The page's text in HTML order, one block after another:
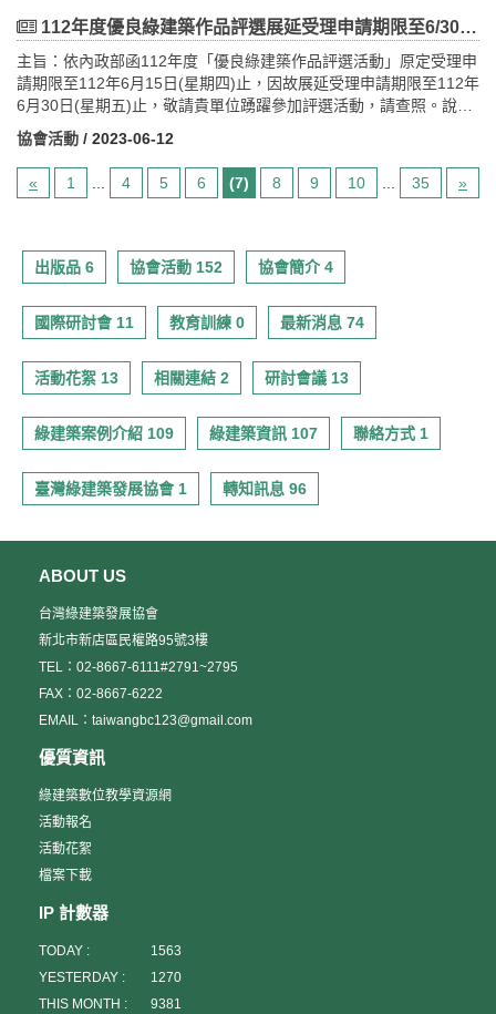
13：30報到與交流13：30-13：40開場13：40-14：00孫運璿綠建
築研究大樓建築設計手法及技術應用介紹石昭永建築師(第一會議
室)14：00-14：10中場休息14：10-15：10孫運璿綠建築研究大樓
現勘導覽14：10-15：10Q&A15：30賦歸觀摩地點簡介：本案榮
獲：l 綠建築標章鑽石級l 建築能效評估系統（BERSe） 1+級
本案採用了十三種綠建築設計手法，分為設計節能、設備節能與再
生能源三個部分。在設計節能的部分，除了基本的開窗之外，也採
用吊扇、通風塔等自然通風設計，有效減少空調的使用，同時也利
用遮陽與屋頂種植物隔熱等建築手法，大幅提升隔熱效果；在設備
在再生能源的部分，則在屋頂加裝太陽能板及風力發電塔，成為近
零建築之楷模。（二） 第一商業銀行總行大樓(報名額滿)時間：112
年11月23日（星期四）地點：台北市中正區重慶南路一段30號行程
規劃如下：（時間依現場狀況調整，請參訪人員協助配合。）時間
系孫振義教授(計畫協同主持人)
第一銀行吳淑貞處長代表13：40-14：00第一商業銀行總行大樓建
築設計手法及技術應用介紹第一銀行簡報:高茂松經理導覽:賴英龍總
技師
行總行大樓現勘導覽15：10-15：30Q&A15：30
賦歸觀摩地點介紹：本案榮獲：l 綠建築標章鑽石級l 建築能效評估
調箱變風量、外氣焓值控制及冷卻水塔變風量系統；照明則採用T8
目前全行共計36棟綠建築，其中30棟獲得綠建築標章鑽石級，得視
為金融業企業典範。（三） 綠能科技示範場域本場次有提供接駁車
(報名額滿)時間：112年11月30日（星期四）地點：台南市歸仁區高
45-13：00搭乘接駁車到觀摩地點13：00-13：30報到與交流13：
30-13：40開場內政部建築研究所或陳副組長旻求(場域代表)13：
40-14：00綠能科技示範場域建築設計手法及技術應用介紹綠能科技
示範場域人員工研院行政管理處陳副組長旻求簡報(E棟203會議
室)14：00-14：10中場休息14：10-15：10綠能科技示範場域現勘
導覽14：10-15：10Q&A15：30賦歸(搭乘接駁車回到台南高鐵站)
觀摩地點簡介：本案榮獲：l 綠建築標章鑽石級l 建築能效評估系統
（BERSn） 1級（評定中，預定11月中評定完成） 本案針對建
築節能於建築外殼上之玻璃全面採用雙層Low-e玻璃，並運用外遮陽
系統達成兼顧建築美觀及節能功效；在空調節能方面中央空調主機
採用螺旋式冰水主機外，同時亦設置一氧化碳濃度監測器、二氧化
碳濃度監測器及通風系統控制系統，在節能的同時亦得兼顧室內環
(北)國立成功大學運璿綠建築科技大樓第三會議室(南)13：0013：
30報到13：3014：20成果分享(一)50min14：2014：30休息14：
3015：20成果分享(二)50min15：2015：30休息15：3016：20成
果分享(三)50min16：2016：30結業與Q & A時間
次)-11:36抵達關山→電光部落(午餐、部落導覽、電光爆咖啡)→天
龍吊橋-霧鹿峽谷-六口溫泉→天龍飯店(晚餐、住宿)第2天 飯店(早
餐)→向陽國家森林遊樂區(入口-景觀台)→埡口景觀台→午餐(行動
糧)→中之關步道(天池-梅山) →伊藍和阿布斯的農場(晚餐-無菜單料
理)-梅山青年活動中心(住宿)第3天 餐廳(早餐)→梅山部落巡禮→六
龜-檨仔腳文化共享空間(午餐)→多多鳥濕地學校(導覽、品蜜)→新威
目：每人$14,000元 (2人一間-2床房型)；單人住宿$16,800元
(年滿65歲以上本國籍參加者每人減350元，可於報名繳費時扣除，
票、在地導覽、咖啡體驗、專業領隊、旅行業責任險等)不含項目：
※回程高鐵車票請自理高鐵乘車建議
回程班次：班次676車次-18:35左營出發，20:33抵達台北
月10日（四） 112年08月23日（三） （中區）台灣建築中心台中
分部會議室 （南區）高雄市政府鳳山行政中心大禮堂 （北區）新
北市政府511簡報室 13：0013：20報 到13：2013：25開幕式：
執行單位報告13：2513：45綠建築發展與淨零建築政策推廣內政部
建築研究所薦派20min13：4515：15綠建築九大指標概述及數位教
材解說國立政治大學地政學系孫振義教授90min15：1515：25休
學建築系邵文政教授50min16：1516：25休 息16：2517：15優良
綠建築校園案例介紹中區：台中市大坑國小南區：高雄市紅毛港國
計畫為達到培訓國中、小教師熟悉綠建築知識，以利進行推廣，將
等相關單位薦派人員參訓。七.報名方法及注意事項： (一)報名
時間： 中部場：即日起至112年07月27日為止。 南
112年08月16日為止。 (二)報名費用、名額、方式及注意事
名。 2.報名方式：採網路報名制。請點擊以下表單連結或掃
Qrcode進行報名 報名網址
(三)聯絡方式： 1.社團法人台灣
5.E-MAIL：wanting@taiwangbc.org.tw
luewei@taiwangbc.org.tw (四)注意事項： 1.為響應節
能減碳、節省資源，本次講習會，不提供免洗餐飲用具，請自行攜
帶水杯、餐具。 2.活動場地皆不提供停車位，如開車前往
者，請自行停往附近停車場，造成不便，敬請見諒。 3.如有
遇颱風等天災情形，請依行政院人事行政總處公告為主，造成不
予全程席者，以實際簽到為準）
新店區北新路三段200號)舉辦 (二)112年07月14日(星期五)(中
富路213號20樓之11（CBD時代廣場）)舉辦 (三)112年07月21
日(星期五)(南部場)-以國立成功大學運璿綠建築科技大樓崇華廳(台
南市東區小東路25號（力行校區）)舉辦六.邀請對象： 1.全臺
各縣市之建築師公會及其從業人員。 2.全臺各縣市之空調、土
相關產業公協會。
112年度優良綠建築作品評選展延受理申請期限至6/30止!!
主旨：依內政部函112年度「優良綠建築作品評選活動」原定受理申
請期限至112年6月15日(星期四)止，因故展延受理申請期限至112年
6月30日(星期五)止，敬請貴單位踴躍參加評選活動，請查照。說
明：1.依據內政部112年6月12日內授建研字第1127601304號函辦
理。2.本協會112年4月13日台綠協字第1120000010號函諒達。 為
落實環境永續發展，推廣普及綠建築，促進節能減碳效益，辦理優
良綠建築作品評選，以表揚獎勵獲選作品之設計建築師、相關專業
部建築研究所委託本會辦理評選活動，依據內政部112年3月31日修
正發布之「優良綠建築作品評選獎勵作業要點」辦理。一、 參選案
件之申請人(以下簡稱申請人)應符合下列資格之一，並得共同具名申
請： (一) 建築物起造人、所有權人、管理機關、公寓大廈管理
師或相關專業工業技師。二、 申請參選優良綠建築作品之建築物應
為評選活動受理申請期限截止前，取得銅級以上綠建築標章，且仍
在有效期限內之建築物。三、 申請人應檢具申請書及下列相關文
件，按序編頁，裝訂成冊並製作光碟，一式三份， 向本部申請
或其他合法建築物證明文件影本。 (三) 公寓大廈管理組織報備
證明影本；非以公寓大廈管理委員會或管理負責人為申請人者，免
與書。 (七) 綠建築規劃設計構想說明，最多二十頁，內容應包
達成之效益說明。 3. 建築物現況照片。 4. 有助於說明
參選建築物之圖說。 5. 其他創新設計手法等。四、 申請人檢
送之相關文件及資料不符規定者，由本部於初選前通知申請人於十
方式 (一) 收件地址：23141新北市新店區民權路95號3樓（社團
法人台灣綠建築發展協會） (二) 收件時間：自公告日起至6月30
日（星期五）下午5時止，以掛號郵件（郵戳為憑）、快遞或專人送
達（以簽收為準），逾期不予受理。 (三) 執行單位連絡資訊：
1. 聯絡人：社團法人台灣綠建築發展協會 高怡巧小姐
2. 連絡電話：02-8667-6111#148 3. 傳真號碼：02-8667-
請參照附件「優良綠建築作品評選獎勵作業要點」、「優良綠建築
甄選申請書」與「綠建築作品名單」。1.優良綠建築作品評選獎勵作
業要點及申請書 PDF WORD2.綠建築作品名單(依起造人排
序) 111年12月底止 PDF3.綠建築作品名單(依設計單
位排序) 111年12月底止 PDF
協會活動 / 2023-06-12
« 1 4 5 6 (7) 8 9 10 35 »
出版品 6 協會活動 152 協會簡介 4
國際研討會 11 教育訓練 0 最新消息 74
活動花絮 13 相關連結 2 研討會議 13
綠建築案例介紹 109 綠建築資訊 107 聯絡方式 1
臺灣綠建築發展協會 1 轉知訊息 96
ABOUT US
台灣綠建築發展協會
新北市新店區民權路95號3樓
TEL：02-8667-6111#2791~2795
FAX：02-8667-6222
EMAIL：taiwangbc123@gmail.com
優質資訊
綠建築數位教學資源網
活動報名
活動花絮
檔案下載
IP 計數器
TODAY :
1563
YESTERDAY :
1270
THIS MONTH :
9381